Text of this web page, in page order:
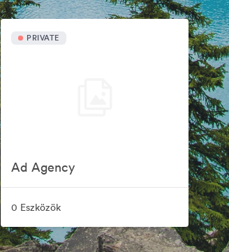
PRIVATE
Ad Agency
0 Eszközök